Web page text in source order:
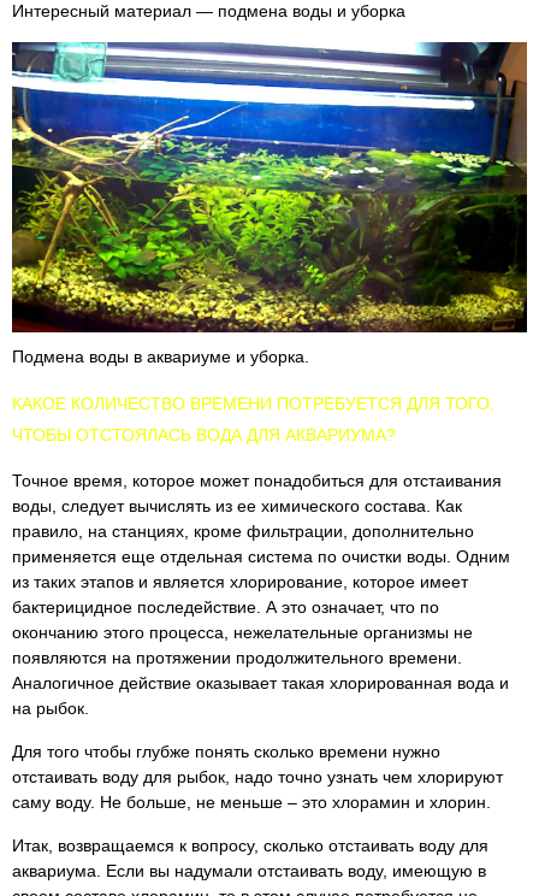
Интересный материал — подмена воды и уборка
Подмена воды в аквариуме и уборка.
КАКОЕ КОЛИЧЕСТВО ВРЕМЕНИ ПОТРЕБУЕТСЯ ДЛЯ ТОГО,
ЧТОБЫ ОТСТОЯЛАСЬ ВОДА ДЛЯ АКВАРИУМА?
Точное время, которое может понадобиться для отстаивания
воды, следует вычислять из ее химического состава. Как
правило, на станциях, кроме фильтрации, дополнительно
применяется еще отдельная система по очистки воды. Одним
из таких этапов и является хлорирование, которое имеет
бактерицидное последействие. А это означает, что по
окончанию этого процесса, нежелательные организмы не
появляются на протяжении продолжительного времени.
Аналогичное действие оказывает такая хлорированная вода и
на рыбок.
Для того чтобы глубже понять сколько времени нужно
отстаивать воду для рыбок, надо точно узнать чем хлорируют
саму воду. Не больше, не меньше – это хлорамин и хлорин.
Итак, возвращаемся к вопросу, сколько отстаивать воду для
аквариума. Если вы надумали отстаивать воду, имеющую в